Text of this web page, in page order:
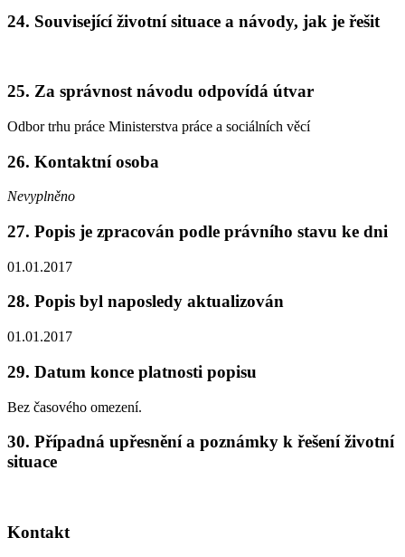
24. Související životní situace a návody, jak je řešit
25. Za správnost návodu odpovídá útvar
Odbor trhu práce Ministerstva práce a sociálních věcí
26. Kontaktní osoba
Nevyplněno
27. Popis je zpracován podle právního stavu ke dni
01.01.2017
28. Popis byl naposledy aktualizován
01.01.2017
29. Datum konce platnosti popisu
Bez časového omezení.
30. Případná upřesnění a poznámky k řešení životní
situace
Kontakt